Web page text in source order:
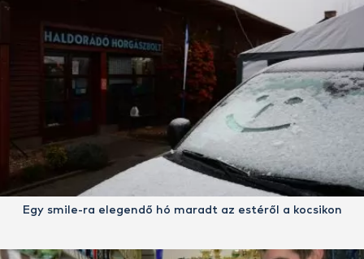
Egy smile-ra elegendő hó maradt az estéről a kocsikon